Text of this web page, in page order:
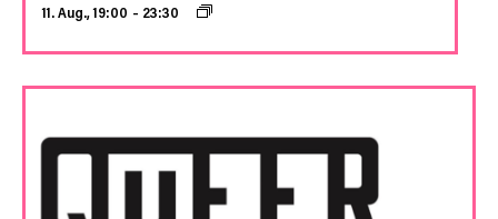
11. Aug., 19:00 – 23:30